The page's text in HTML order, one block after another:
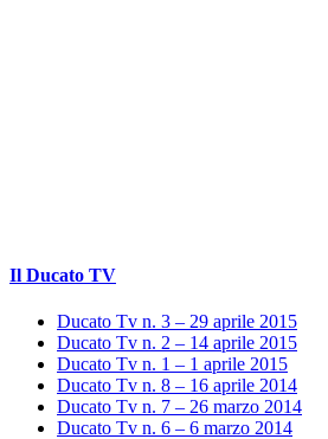
Il Ducato TV
Ducato Tv n. 3 – 29 aprile 2015
Ducato Tv n. 2 – 14 aprile 2015
Ducato Tv n. 1 – 1 aprile 2015
Ducato Tv n. 8 – 16 aprile 2014
Ducato Tv n. 7 – 26 marzo 2014
Ducato Tv n. 6 – 6 marzo 2014